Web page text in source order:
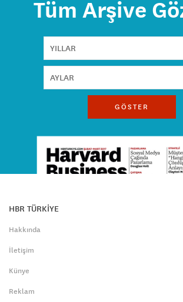
Tüm Arşive
GÖSTER
HBR TÜRKİYE
Hakkında
İletişim
Künye
Reklam